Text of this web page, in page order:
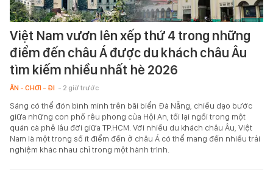
Việt Nam vươn lên xếp thứ 4 trong những
điểm đến châu Á được du khách châu Âu
tìm kiếm nhiều nhất hè 2026
ĂN - CHƠI - ĐI - 2 giờ trước
Sáng có thể đón bình minh trên bãi biển Đà Nẵng, chiều dạo bước
giữa những con phố rêu phong của Hội An, tối lại ngồi trong một
quán cà phê lâu đời giữa TP.HCM. Với nhiều du khách châu Âu, Việt
Nam là một trong số ít điểm đến ở châu Á có thể mang đến nhiều trải
nghiệm khác nhau chỉ trong một hành trình.